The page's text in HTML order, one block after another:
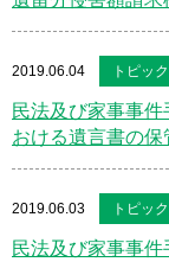
2019.06.04 トピッ
民法及び家事事
おける遺言書の
2019.06.03 トピッ
民法及び家事事